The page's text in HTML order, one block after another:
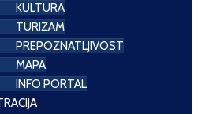
KULTURA
TURIZAM
PREPOZNATLJIVOST
MAPA
INFO PORTAL